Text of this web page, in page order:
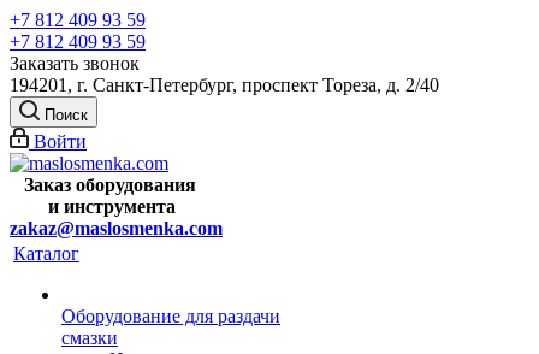
+7 812 409 93 59
+7 812 409 93 59
Заказать звонок
194201, г. Санкт-Петербург, проспект Тореза, д. 2/40
Поиск
Войти
Заказ оборудования
и инструмента
zakaz@maslosmenka.com
Каталог
Оборудование для раздачи
смазки